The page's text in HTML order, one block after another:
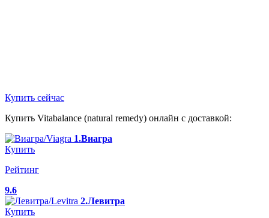
Купить сейчас
Купить Vitabalance (natural remedy) онлайн с доставкой:
1.Виагра
Купить
Рейтинг
9.6
2.Левитра
Купить